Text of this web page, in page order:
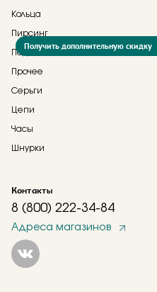
Кольца
Пирсинг
Подвески
Прочее
Серьги
Цепи
Часы
Шнурки
Контакты
8 (800) 222-34-84
Адреса магазинов
Получить дополнительную скидку